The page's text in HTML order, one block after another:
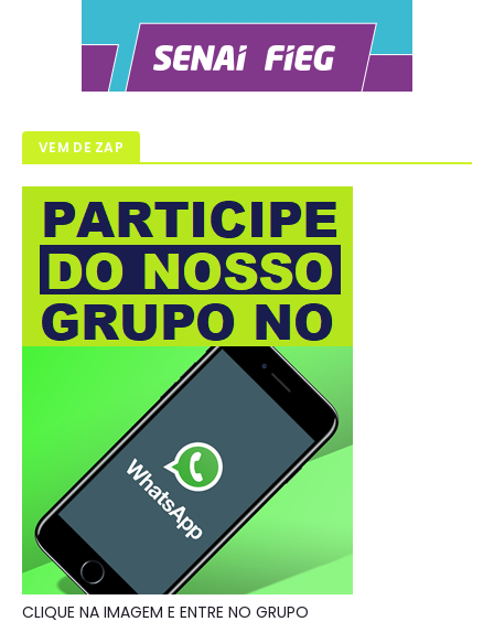
VEM DE ZAP
CLIQUE NA IMAGEM E ENTRE NO GRUPO